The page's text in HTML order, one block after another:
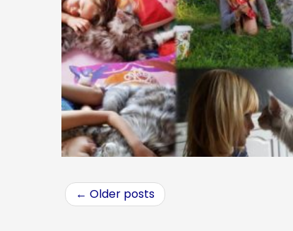
← Older posts